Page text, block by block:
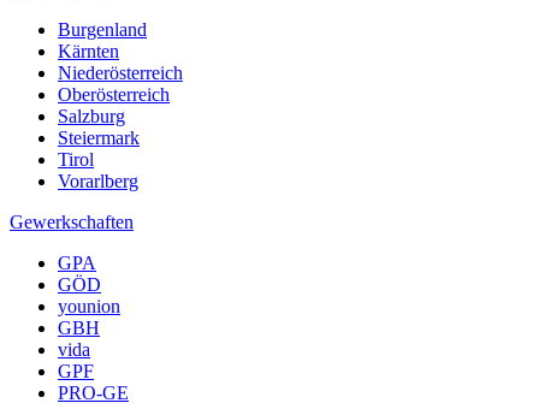
Burgenland
Kärnten
Niederösterreich
Oberösterreich
Salzburg
Steiermark
Tirol
Vorarlberg
Gewerkschaften
GPA
GÖD
younion
GBH
vida
GPF
PRO-GE